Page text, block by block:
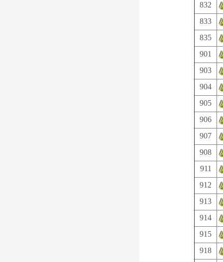
832
833
835
901
903
904
905
906
907
908
911
912
913
914
915
918